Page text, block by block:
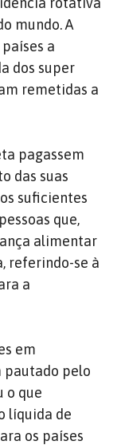
mundo. A
a
dos super
remetidas a
pagassem
das suas
suficientes
que,
alimentar
referindo-se à
a
em
pautado pelo
o que
líquida de
os países